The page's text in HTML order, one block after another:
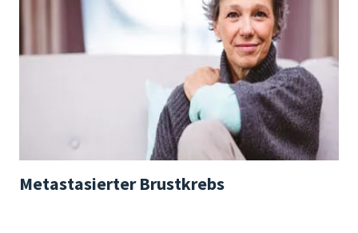
Metastasierter Brustkrebs